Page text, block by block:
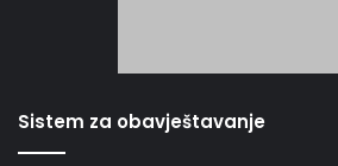
Sistem za obavještavanje